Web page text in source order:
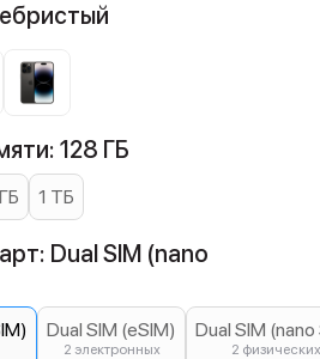
128 ГБ
1 ТБ
Dual SIM (nano
Dual SIM (eSIM)
2 электронных
Dual SIM
2 физических